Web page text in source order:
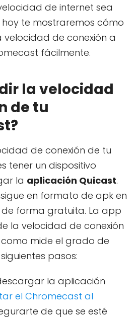
de internet sea
te mostraremos cómo
de conexión a
fácilmente.
la velocidad
de tu
de conexión de tu
tener un dispositivo
la aplicación Quicast.
en formato de apk en
forma gratuita. La app
la velocidad de conexión
mide el grado de
pasos:
la aplicación
el Chromecast al
de que se esté